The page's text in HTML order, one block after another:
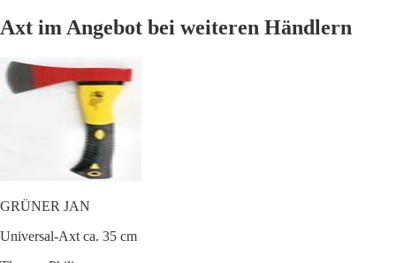
Axt im Angebot bei weiteren Händlern
GRÜNER JAN
Universal-Axt ca. 35 cm